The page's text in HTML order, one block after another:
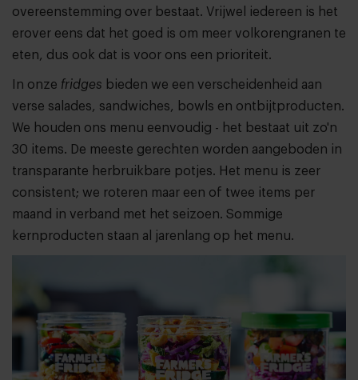
overeenstemming over bestaat. Vrijwel iedereen is het
erover eens dat het goed is om meer volkorengranen te
eten, dus ook dat is voor ons een prioriteit.
In onze fridges bieden we een verscheidenheid aan
verse salades, sandwiches, bowls en ontbijtproducten.
We houden ons menu eenvoudig - het bestaat uit zo'n
30 items. De meeste gerechten worden aangeboden in
transparante herbruikbare potjes. Het menu is zeer
consistent; we roteren maar een of twee items per
maand in verband met het seizoen. Sommige
kernproducten staan al jarenlang op het menu.